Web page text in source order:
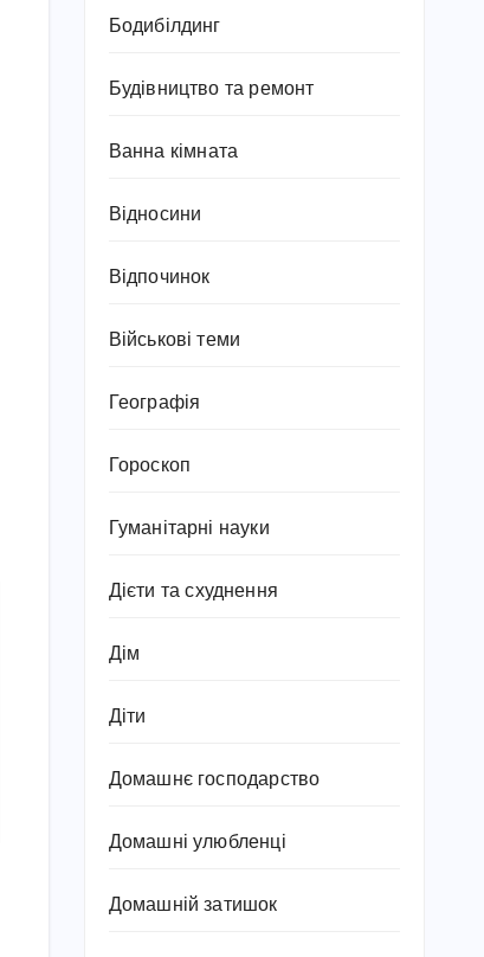
Бодибілдинг
Будівництво та ремонт
Ванна кімната
Відносини
Відпочинок
Військові теми
Географія
Гороскоп
Гуманітарні науки
Дієти та схуднення
Дім
Діти
Домашнє господарство
Домашні улюбленці
Домашній затишок